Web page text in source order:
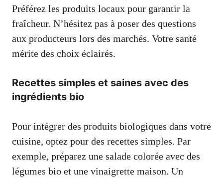
Préférez les produits locaux pour garantir la
fraîcheur. N’hésitez pas à poser des questions
aux producteurs lors des marchés. Votre santé
mérite des choix éclairés.
Recettes simples et saines avec des
ingrédients bio
Pour intégrer des produits biologiques dans votre
cuisine, optez pour des recettes simples. Par
exemple, préparez une salade colorée avec des
légumes bio et une vinaigrette maison. Un